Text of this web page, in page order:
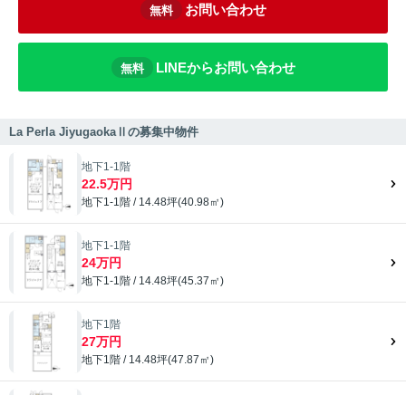
無料 お問い合わせ
無料 LINEからお問い合わせ
La Perla JiyugaokaⅡの募集中物件
地下1-1階
22.5万円
地下1-1階 / 14.48坪(40.98㎡)
地下1-1階
24万円
地下1-1階 / 14.48坪(45.37㎡)
地下1階
27万円
地下1階 / 14.48坪(47.87㎡)